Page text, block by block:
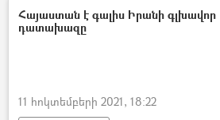
Իտալիա
Վատիկան
Հայաստան է գալիս Իրանի գլխավոր
դատախազը
11 հոկտեմբերի 2021, 18:22